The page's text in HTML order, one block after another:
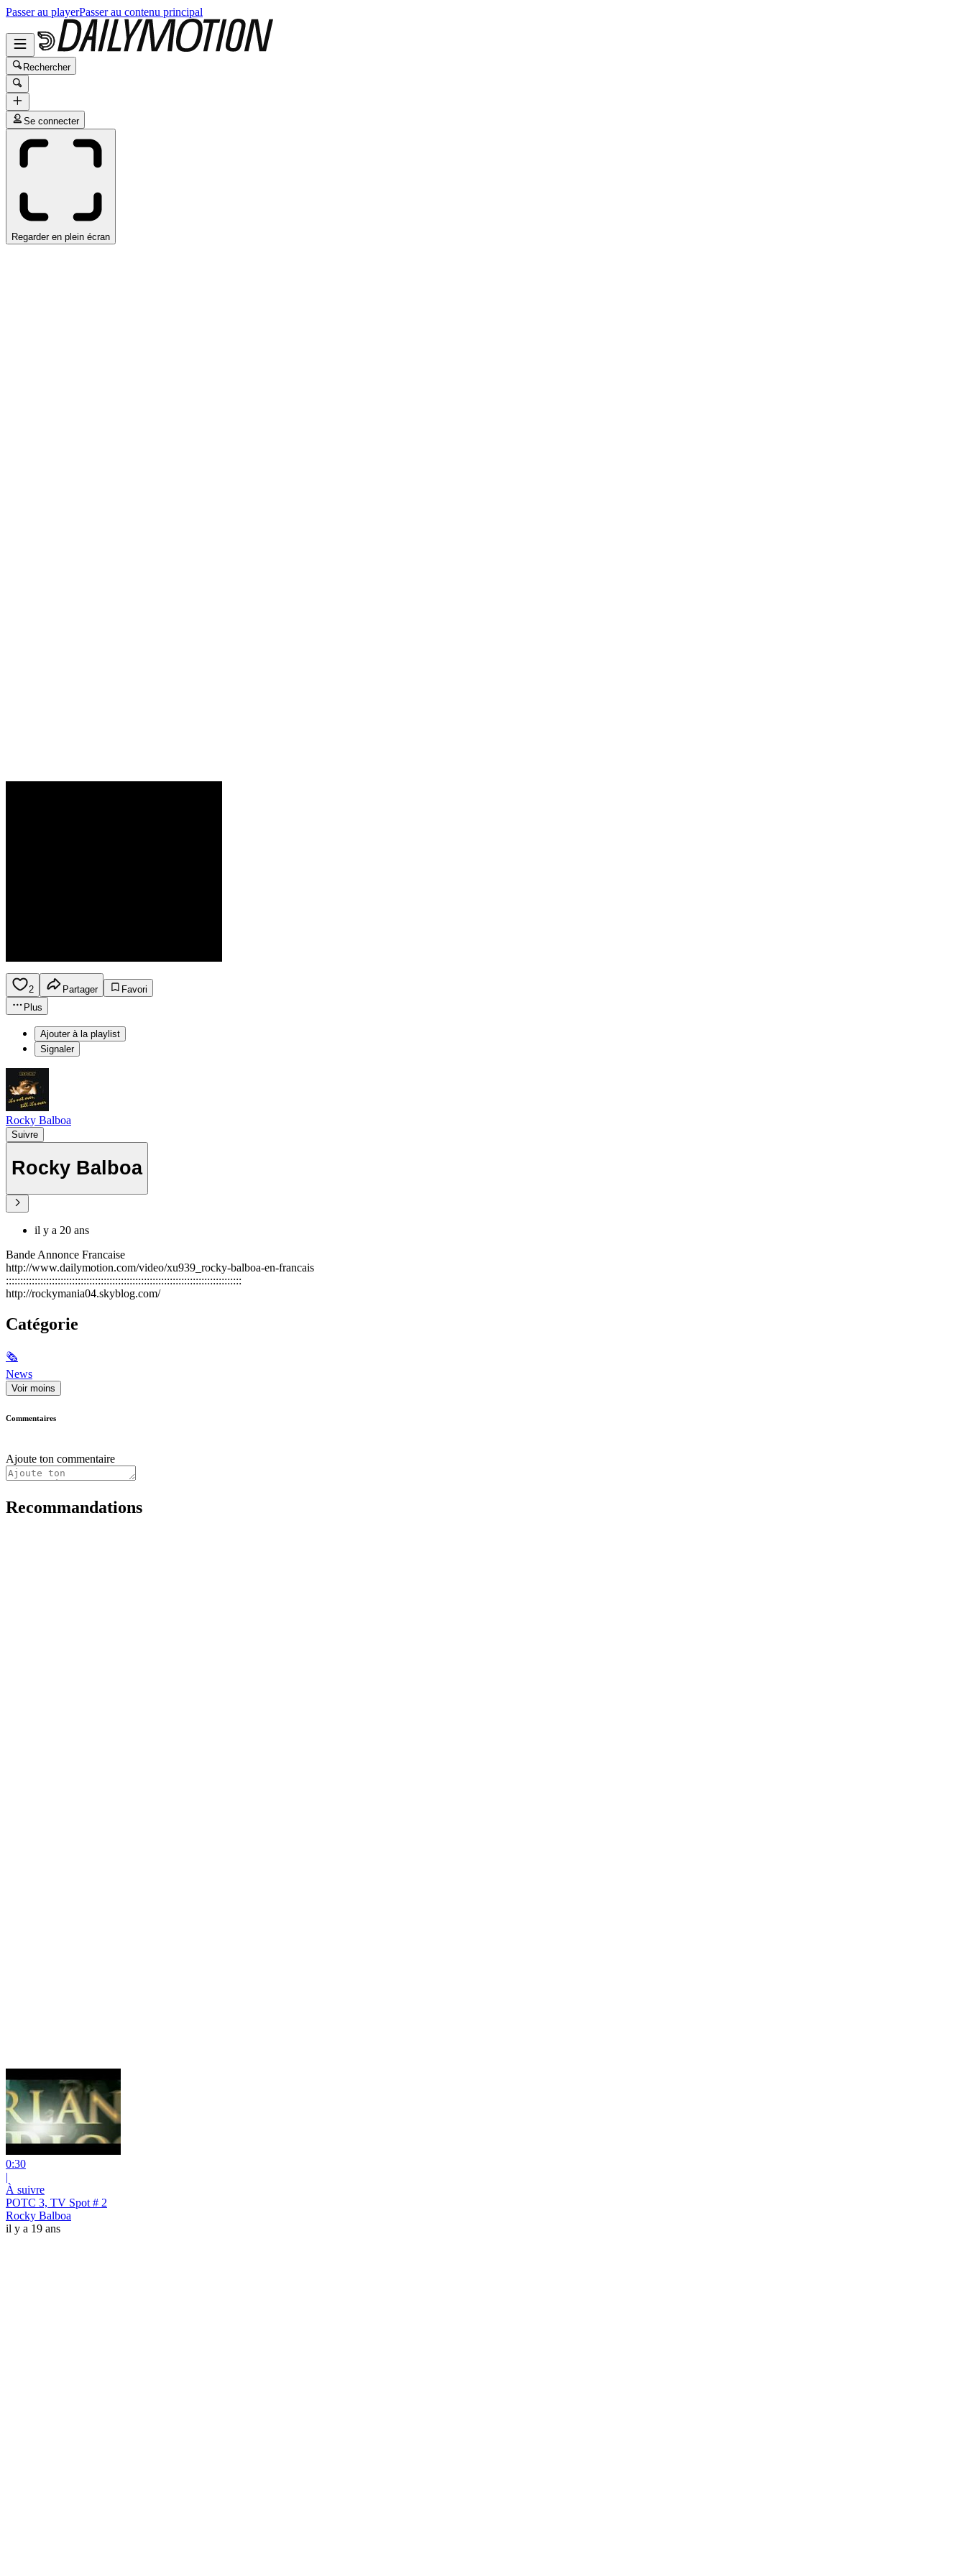
Passer au playerPasser au contenu principal
Rechercher
Se connecter
Regarder en plein écran
2 Partager
Favori
Plus
Ajouter à la playlist
Signaler
Rocky Balboa
Suivre
Rocky Balboa
il y a 20 ans
Bande Annonce Francaise
http://www.dailymotion.com/video/xu939_rocky-balboa-en-francais
::::::::::::::::::::::::::::::::::::::::::::::::::::::::::::::::::::::::::::::::::
http://rockymania04.skyblog.com/
Catégorie
🗞
News
Voir moins
Commentaires
Ajoute ton commentaire
Recommandations
0:30
|
À suivre
POTC 3, TV Spot # 2
Rocky Balboa
il y a 19 ans